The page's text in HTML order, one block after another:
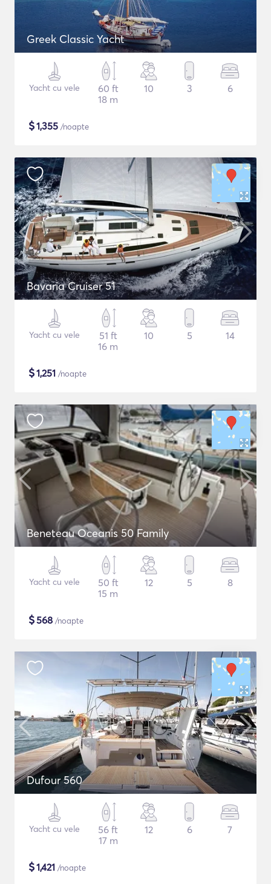
Greek Classic Yacht
Yacht cu vele
60 ft
18 m
10 3 6
$1,355 /noapte
Bavaria Cruiser 51
Yacht cu vele
51 ft
16 m
10 5 14
$1,251 /noapte
Beneteau Oceanis 50 Family
Yacht cu vele
50 ft
15 m
12 5 8
$568 /noapte
Dufour 560
Yacht cu vele
56 ft
17 m
12 6 7
$1,421 /noapte